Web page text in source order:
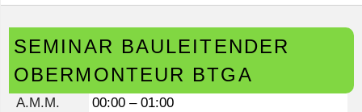
Bauleitender
Obermonteur
BTGA
SEMINAR BAULEITENDER
OBERMONTEUR BTGA
00:00 –01:00
A.M.M.